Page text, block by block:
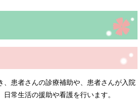
、患者さんの診療補助や、患者さんが入院
常生活の援助や看護を行います。